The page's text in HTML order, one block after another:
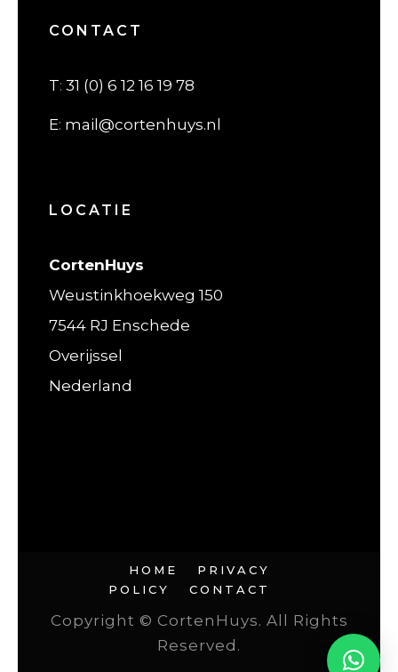
CONTACT
T: 31 (0) 6 12 16 19 78
E: mail@cortenhuys.nl
LOCATIE
CortenHuys
Weustinkhoekweg 150
7544 RJ Enschede
Overijssel
Nederland
HOME
PRIVACY
POLICY
CONTACT
Copyright © CortenHuys. All Rights
Reserved.